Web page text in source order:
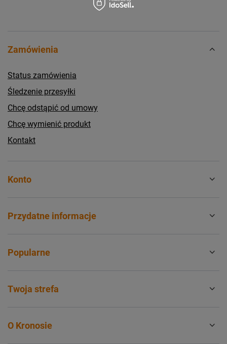
Zamówienia
Status zamówienia
Śledzenie przesyłki
Chcę odstąpić od umowy
Chcę wymienić produkt
Kontakt
Konto
Przydatne informacje
Popularne
Twoja strefa
O Kronosie